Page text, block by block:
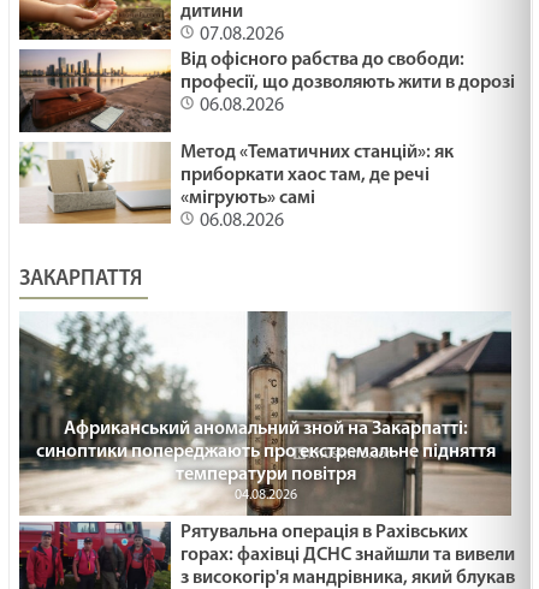
дитини
07.08.2026
Від офісного рабства до свободи:
професії, що дозволяють жити в дорозі
06.08.2026
Метод «Тематичних станцій»: як
приборкати хаос там, де речі
«мігрують» самі
06.08.2026
ЗАКАРПАТТЯ
Африканський аномальний зной на Закарпатті:
синоптики попереджають про екстремальне підняття
температури повітря
04.08.2026
Рятувальна операція в Рахівських
горах: фахівці ДСНС знайшли та вивели
з високогір'я мандрівника, який блукав